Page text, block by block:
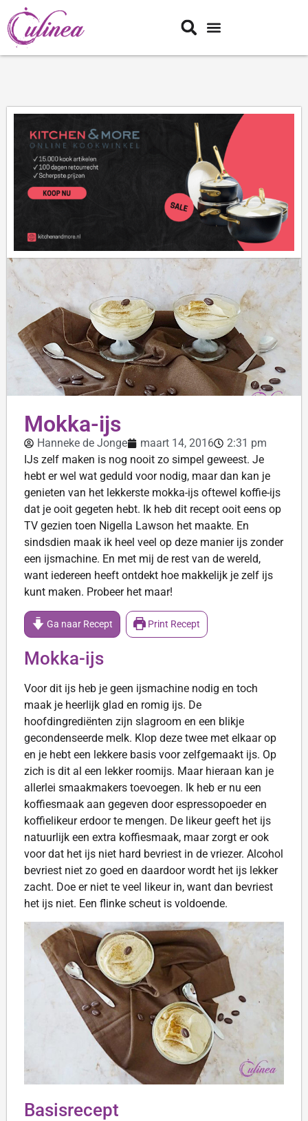
Mokka-ijs
Hanneke de Jonge maart 14, 2016
2:31 pm
IJs zelf maken is nog nooit zo simpel geweest. Je
hebt er wel wat geduld voor nodig, maar dan kan je
genieten van het lekkerste mokka-ijs oftewel koffie-ijs
dat je ooit gegeten hebt. Ik heb dit recept ooit eens op
TV gezien toen Nigella Lawson het maakte. En
sindsdien maak ik heel veel op deze manier ijs zonder
een ijsmachine. En met mij de rest van de wereld,
want iedereen heeft ontdekt hoe makkelijk je zelf ijs
kunt maken. Probeer het maar!
Ga naar Recept Print Recept
Mokka-ijs
Voor dit ijs heb je geen ijsmachine nodig en toch
maak je heerlijk glad en romig ijs. De
hoofdingrediënten zijn slagroom en een blikje
gecondenseerde melk. Klop deze twee met elkaar op
en je hebt een lekkere basis voor zelfgemaakt ijs. Op
zich is dit al een lekker roomijs. Maar hieraan kan je
allerlei smaakmakers toevoegen. Ik heb er nu een
koffiesmaak aan gegeven door espressopoeder en
koffielikeur erdoor te mengen. De likeur geeft het ijs
natuurlijk een extra koffiesmaak, maar zorgt er ook
voor dat het ijs niet hard bevriest in de vriezer. Alcohol
bevriest niet zo goed en daardoor wordt het ijs lekker
zacht. Doe er niet te veel likeur in, want dan bevriest
het ijs niet. Een flinke scheut is voldoende.
Basisrecept